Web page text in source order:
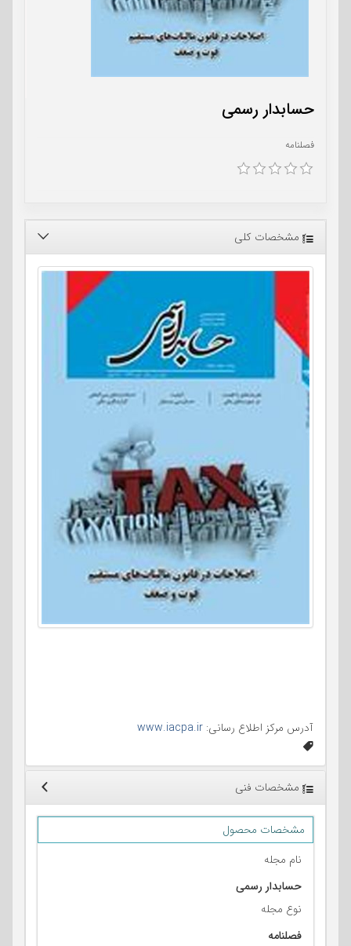
حسابدار رسمی
فصلنامه
مشخصات کلی
آدرس مرکز اطلاع رسانی: www.iacpa.ir
مشخصات فنی
مشخصات محصول
نام مجله
حسابدار رسمی
نوع مجله
فصلنامه